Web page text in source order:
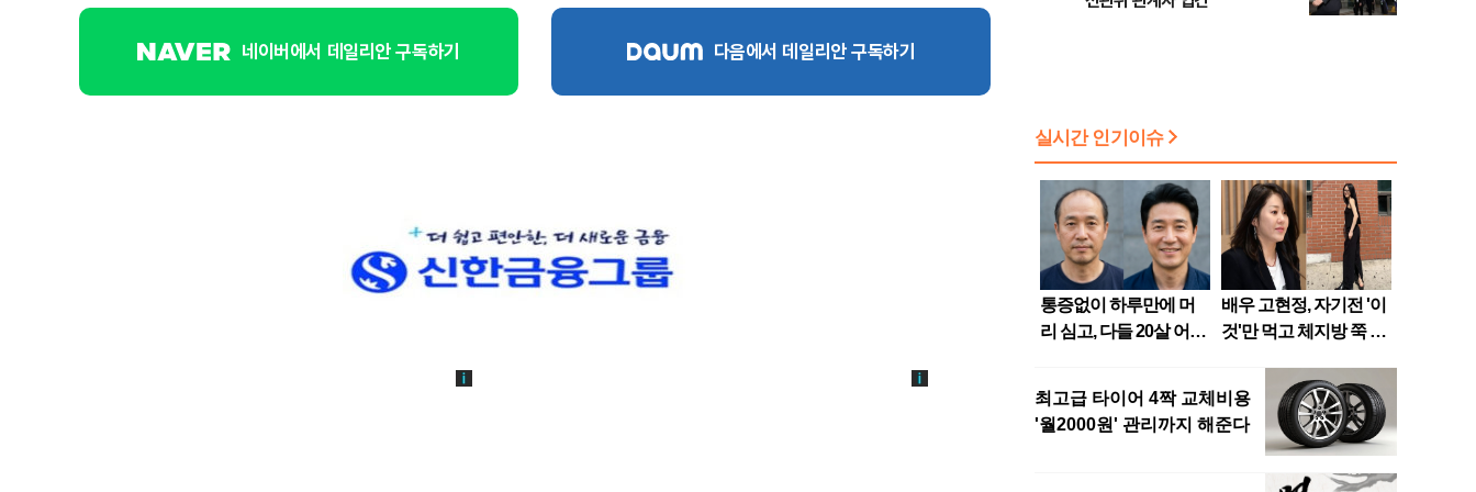
네이버에서 데일리안 구독하기 다음에서 데일리안 구독하기